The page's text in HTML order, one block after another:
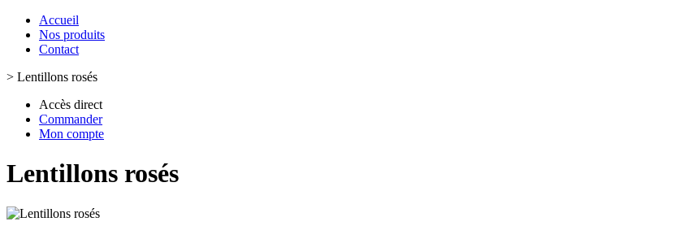
Accueil
Nos produits
Contact
> Lentillons rosés
Accès direct
Commander
Mon compte
Lentillons rosés